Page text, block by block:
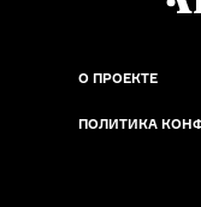
О ПРОЕКТЕ
ПОЛИТИКА